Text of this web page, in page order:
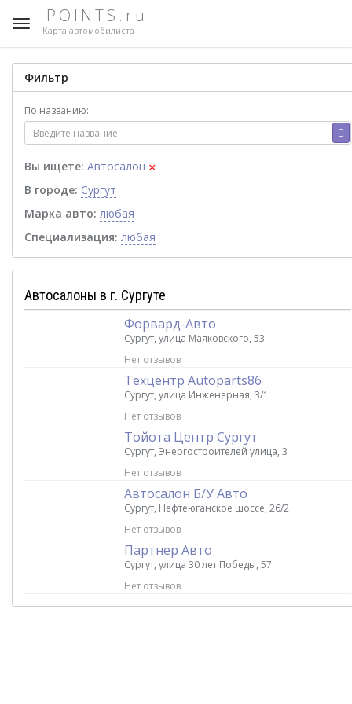
POINTS.ru
Карта автомобилиста
Фильтр
По названию:
Вы ищете: Автосалон ×
В городе: Сургут
Марка авто: любая
Специализация: любая
Автосалоны в г. Сургуте
Форвард-Авто
Сургут, улица Маяковского, 53
Нет отзывов
Техцентр Autoparts86
Сургут, улица Инженерная, 3/1
Нет отзывов
Тойота Центр Сургут
Сургут, Энергостроителей улица, 3
Нет отзывов
Автосалон Б/У Авто
Сургут, Нефтеюганское шоссе, 26/2
Нет отзывов
Партнер Авто
Сургут, улица 30 лет Победы, 57
Нет отзывов